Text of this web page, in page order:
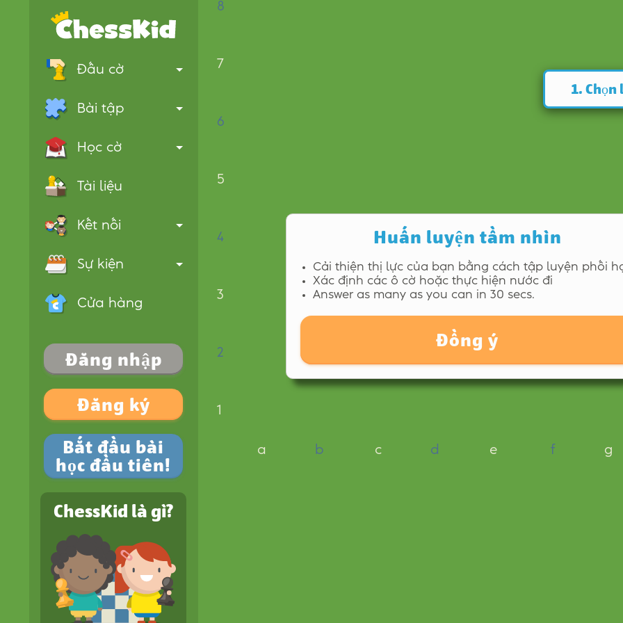
Đấu cờ
Bài tập
Học cờ
Tài liệu
Kết nối
Sự kiện
Cửa hàng
Đăng nhập
Đăng ký
Bắt đầu bài
học đầu tiên!
ChessKid là gì?
Huấn luyện tầm nhìn
Cải thiện thị lực của bạn bằng cách tập luyện phối
Xác định các ô cờ hoặc thực hiện nước đi
Answer as many as you can in 30 secs.
Đồng ý
8
7
6
5
4
3
2
1
a b c d e f g
1. Chọn